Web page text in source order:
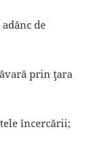
de
prin ţara
încercării;